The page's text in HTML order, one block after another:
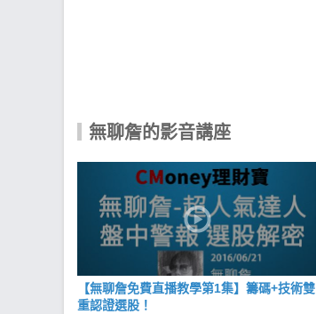
無聊詹的影音講座
【無聊詹免費直播教學第1集】籌碼+技術雙
重認證選股！